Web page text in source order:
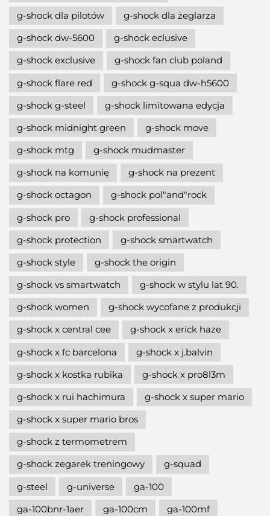
g-shock dla pilotów
g-shock dla żeglarza
g-shock dw-5600
g-shock eclusive
g-shock exclusive
g-shock fan club poland
g-shock flare red
g-shock g-squa dw-h5600
g-shock g-steel
g-shock limitowana edycja
g-shock midnight green
g-shock move
g-shock mtg
g-shock mudmaster
g-shock na komunię
g-shock na prezent
g-shock octagon
g-shock pol"and"rock
g-shock pro
g-shock professional
g-shock protection
g-shock smartwatch
g-shock style
g-shock the origin
g-shock vs smartwatch
g-shock w stylu lat 90.
g-shock women
g-shock wycofane z produkcji
g-shock x central cee
g-shock x erick haze
g-shock x fc barcelona
g-shock x j.balvin
g-shock x kostka rubika
g-shock x pro8l3m
g-shock x rui hachimura
g-shock x super mario
g-shock x super mario bros
g-shock z termometrem
g-shock zegarek treningowy
g-squad
g-steel
g-universe
ga-100
ga-100bnr-1aer
ga-100cm ga-100mf